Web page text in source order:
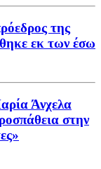
της
εκ των έσω
Άνχελα
στην